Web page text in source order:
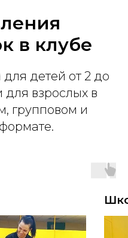
в клубе
детей от 2 до
для взрослых в
групповом и